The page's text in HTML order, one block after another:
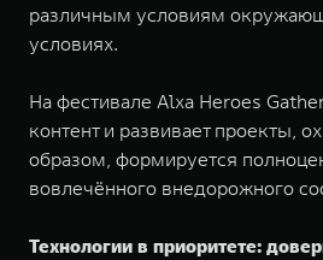
различным условиям
условиях.
На фестивале Alxa Heroes
контент и развивает проекты,
образом, формируется
вовлечённого внедорожного
Технологии в приоритете: